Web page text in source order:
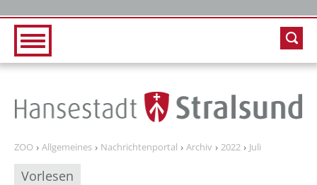
ZOO Allgemeines Nachrichtenportal Archiv 2022 Juli
Vorlesen